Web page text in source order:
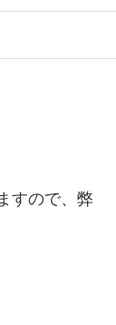
すので、弊